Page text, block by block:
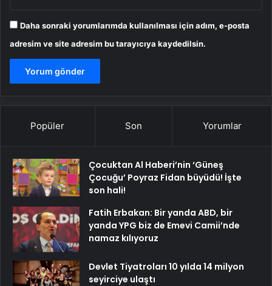
Daha sonraki yorumlarımda kullanılması için adım, e-posta
adresim ve site adresim bu tarayıcıya kaydedilsin.
Popüler Son Yorumlar
Çocuktan Al Haberi’nin ‘Güneş
Çocuğu’ Poyraz Fidan büyüdü! İşte
son hali!
Fatih Erbakan: Bir yanda ABD, bir
yanda YPG biz de Emevi Camii’nde
namaz kılıyoruz
Devlet Tiyatroları 10 yılda 14 milyon
seyirciye ulaştı